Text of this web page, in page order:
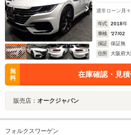
通常ローン 月々
年式 2018年
車検
'27/02
保証
保証無
住所
大阪府
無
料
在庫確認・見
販売店： オークジャパン
フォルクスワーゲン